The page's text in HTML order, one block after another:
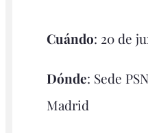
Cuándo: 20 de
Dónde: Sede
Madrid